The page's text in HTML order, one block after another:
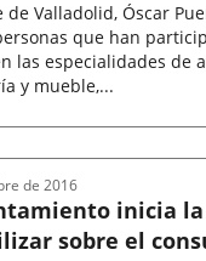
de Valladolid, Óscar
que han
las especialidades de
y mueble,...
inicia la
sobre el
de 2016